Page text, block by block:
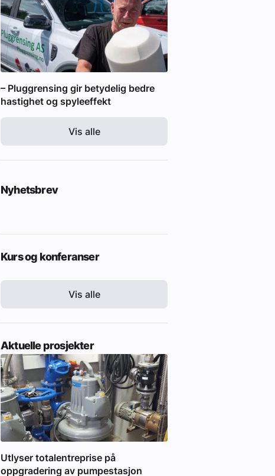
– Pluggrensing gir betydelig bedre
hastighet og spyleeffekt
Vis alle
Nyhetsbrev
Kurs og konferanser
Vis alle
Aktuelle prosjekter
Utlyser totalentreprise på
oppgradering av pumpestasjon